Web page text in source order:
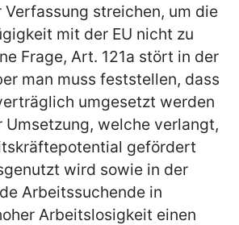
streichen, um die
mit der EU nicht zu
Frage, Art. 121a stört in der
man muss feststellen, dass
umgesetzt werden
Umsetzung, welche verlangt,
gefördert
wird sowie in der
Arbeitssuchende in
Arbeitslosigkeit einen